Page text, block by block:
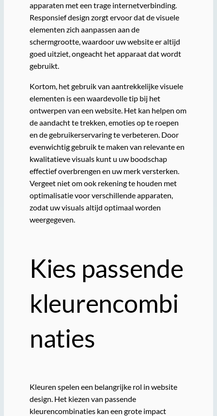
apparaten met een trage internetverbinding.
Responsief design zorgt ervoor dat de visuele
elementen zich aanpassen aan de
schermgrootte, waardoor uw website er altijd
goed uitziet, ongeacht het apparaat dat wordt
gebruikt.
Kortom, het gebruik van aantrekkelijke visuele
elementen is een waardevolle tip bij het
ontwerpen van een website. Het kan helpen om
de aandacht te trekken, emoties op te roepen
en de gebruikerservaring te verbeteren. Door
evenwichtig gebruik te maken van relevante en
kwalitatieve visuals kunt u uw boodschap
effectief overbrengen en uw merk versterken.
Vergeet niet om ook rekening te houden met
optimalisatie voor verschillende apparaten,
zodat uw visuals altijd optimaal worden
weergegeven.
Kies passende
kleurencombi
naties
Kleuren spelen een belangrijke rol in website
design. Het kiezen van passende
kleurencombinaties kan een grote impact